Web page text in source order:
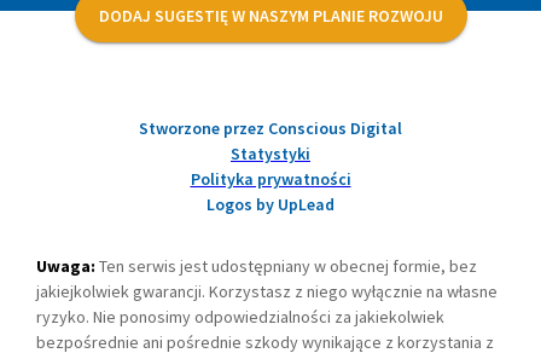
DODAJ SUGESTIĘ W NASZYM PLANIE ROZWOJU
Stworzone przez Conscious Digital
Statystyki
Polityka prywatności
Logos by UpLead
Uwaga: Ten serwis jest udostępniany w obecnej formie, bez
jakiejkolwiek gwarancji. Korzystasz z niego wyłącznie na własne
ryzyko. Nie ponosimy odpowiedzialności za jakiekolwiek
bezpośrednie ani pośrednie szkody wynikające z korzystania z